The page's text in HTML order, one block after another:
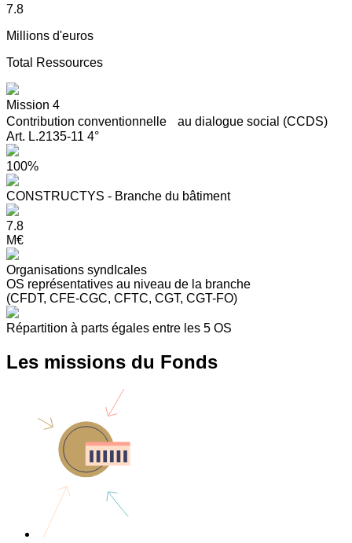
7.8
Millions d'euros
Total Ressources
Mission 4
Contribution conventionnelle au dialogue social (CCDS)
Art. L.2135-11 4°
100%
CONSTRUCTYS - Branche du bâtiment
7.8
M€
Organisations syndIcales
OS représentatives au niveau de la branche
(CFDT, CFE-CGC, CFTC, CGT, CGT-FO)
Répartition à parts égales entre les 5 OS
Les missions du Fonds